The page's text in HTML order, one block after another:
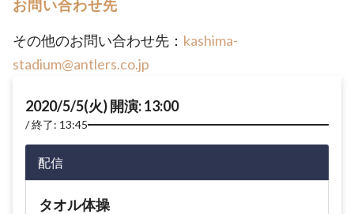
お問い合わせ先
その他のお問い合わせ先： kashima-
stadium@antlers.co.jp
2020/5/5(火) 開演: 13:00
終了: 13:45
配信
タオル体操